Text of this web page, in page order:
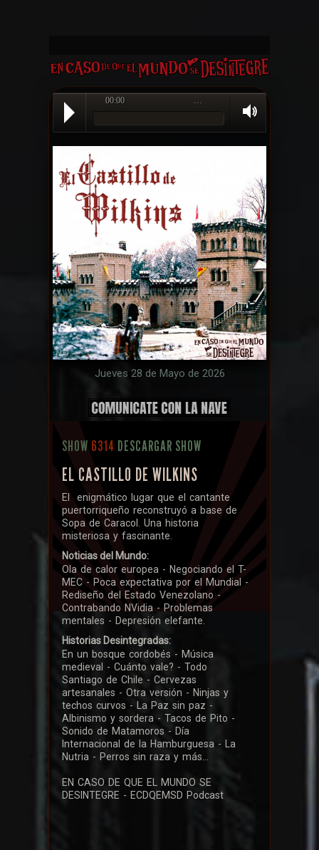
00:00 …
Jueves 28 de Mayo de 2026
SHOW 6314 DESCARGAR SHOW
EL CASTILLO DE WILKINS
El enigmático lugar que el cantante
puertorriqueño reconstruyó a base de
Sopa de Caracol. Una historia
misteriosa y fascinante.
Noticias del Mundo:
Ola de calor europea - Negociando el T-
MEC - Poca expectativa por el Mundial -
Rediseño del Estado Venezolano -
Contrabando NVidia - Problemas
mentales - Depresión elefante.
Historias Desintegradas:
En un bosque cordobés - Música
medieval - Cuánto vale? - Todo
Santiago de Chile - Cervezas
artesanales - Otra versión - Ninjas y
techos curvos - La Paz sin paz -
Albinismo y sordera - Tacos de Pito -
Sonido de Matamoros - Día
Internacional de la Hamburguesa - La
Nutria - Perros sin raza y más...
EN CASO DE QUE EL MUNDO SE
DESINTEGRE - ECDQEMSD Podcast